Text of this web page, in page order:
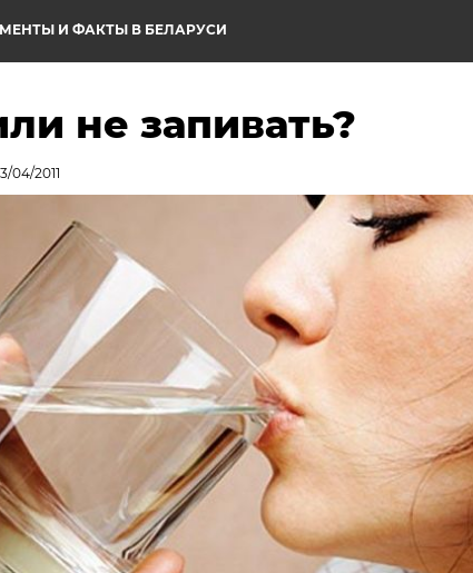
И ФАКТЫ В БЕЛАРУСИ
не запивать?
04/2011